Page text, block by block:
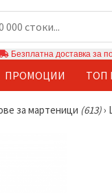
Безплатна доставка за
ПРОМОЦИИ ТОП
за мартеници (613)›